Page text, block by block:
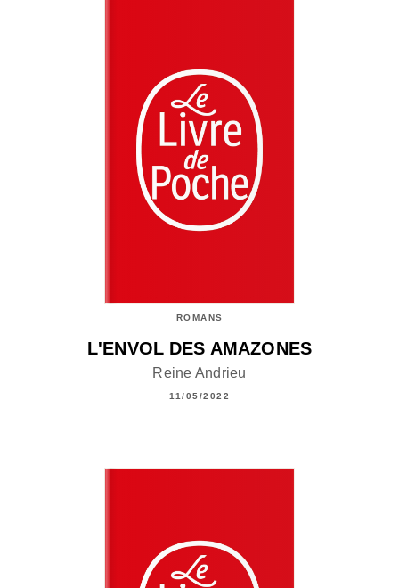
ROMANS
L'ENVOL DES AMAZONES
Reine Andrieu
11/05/2022